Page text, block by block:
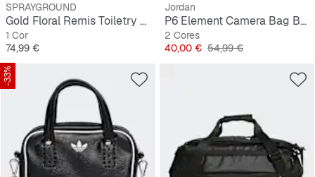
SPRAYGROUND
Gold Floral Remis Toiletry Brick
1 Cor
Preço
74,99 €
Jordan
P6 Element Camera Bag Brazil
2 Cores
Preço
40,00 € Preço original
54,99 €
-33%